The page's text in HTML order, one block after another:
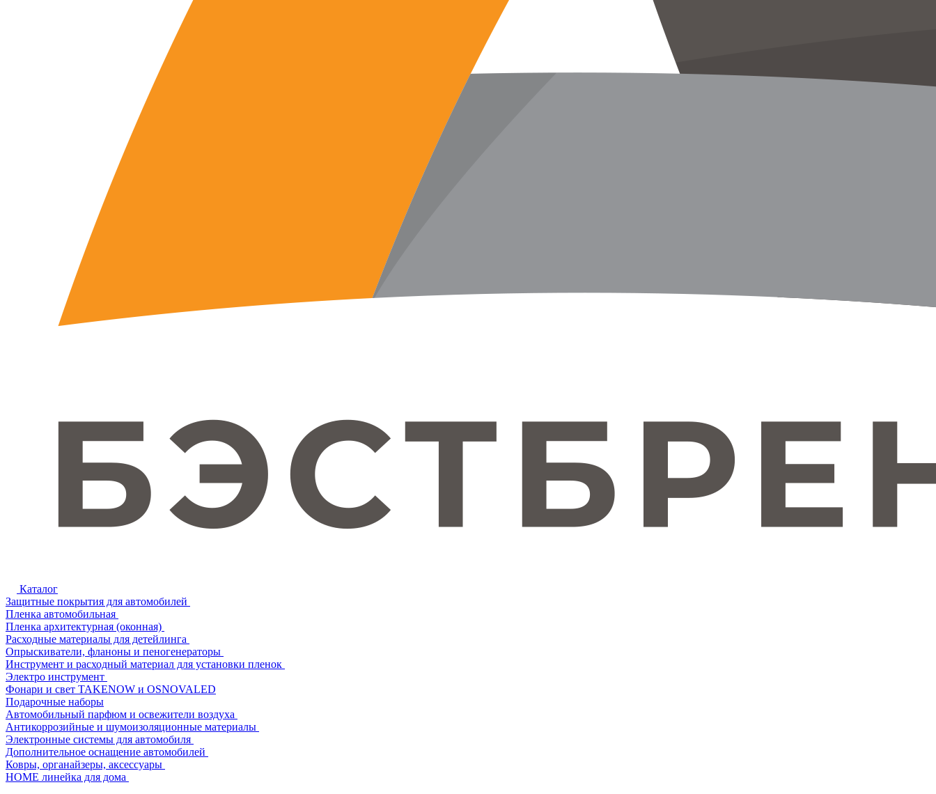
Каталог
Защитные покрытия для автомобилей
Пленка автомобильная
Пленка архитектурная (оконная)
Расходные материалы для детейлинга
Опрыскиватели, фланоны и пеногенераторы
Инструмент и расходный материал для установки пленок
Электро инструмент
Фонари и свет TAKENOW и OSNOVALED
Подарочные наборы
Автомобильный парфюм и освежители воздуха
Антикоррозийные и шумоизоляционные материалы
Электронные системы для автомобиля
Дополнительное оснащение автомобилей
Ковры, органайзеры, аксессуары
HOME линейка для дома